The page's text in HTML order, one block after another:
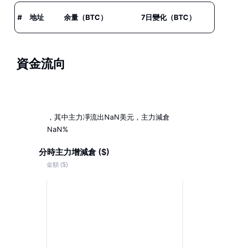
# 地址 余量（BTC） 7日變化（BTC）
資金流向
，其中主力凈流出NaN美元，主力減倉
NaN%
分時主力增減倉 ($)